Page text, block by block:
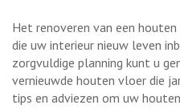
Het renoveren van een
die uw interieur nieuw leven
zorgvuldige planning kunt u
vernieuwde houten vloer die
tips en adviezen om uw